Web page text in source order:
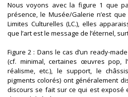
Nous voyons avec la figure 1 que
présence, le Musée/Galerie n’est
Limites Culturelles (LC.), elles
que l’art est le message de l’éternel,
Figure 2 : Dans le cas d’un ready-
(cf. minimal, certaines œuvres pop,
réalisme, etc.), le support, le
pigments colorés) ont généralement
discours se fait sur ce qui est exposé